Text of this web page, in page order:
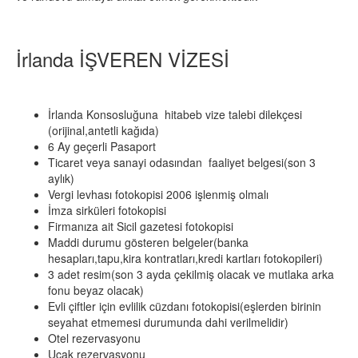
İrlanda İŞVEREN VİZESİ
İrlanda Konsosluğuna hitabeb vize talebi dilekçesi
(orijinal,antetli kağıda)
6 Ay geçerli Pasaport
Ticaret veya sanayi odasından faaliyet belgesi(son 3
aylık)
Vergi levhası fotokopisi 2006 işlenmiş olmalı
İmza sirküleri fotokopisi
Firmanıza ait Sicil gazetesi fotokopisi
Maddi durumu gösteren belgeler(banka
hesapları,tapu,kira kontratları,kredi kartları fotokopileri)
3 adet resim(son 3 ayda çekilmiş olacak ve mutlaka arka
fonu beyaz olacak)
Evli çiftler için evlilik cüzdanı fotokopisi(eşlerden birinin
seyahat etmemesi durumunda dahi verilmelidir)
Otel rezervasyonu
Uçak rezervasyonu